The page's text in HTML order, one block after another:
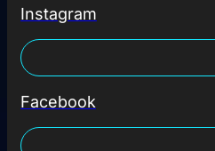
Instagram
Facebook